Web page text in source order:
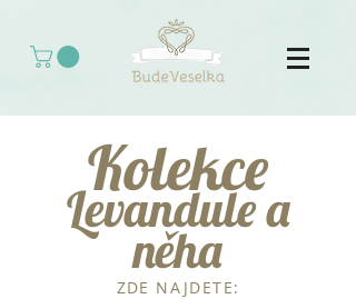
Kolekce
Levandule a
něha
ZDE NAJDETE: